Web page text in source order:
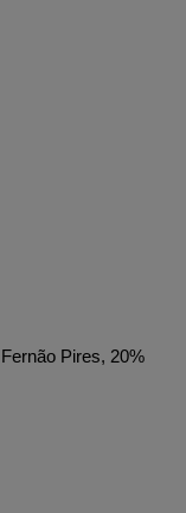
Pires, 20%